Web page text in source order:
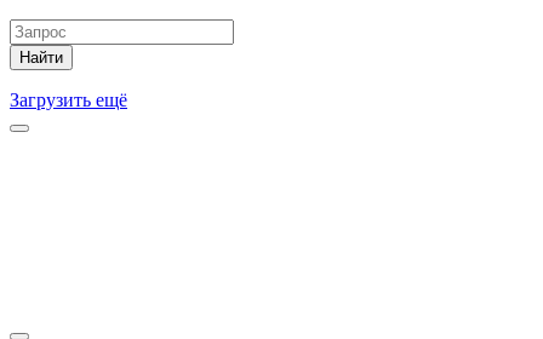
Найти
Загрузить ещё